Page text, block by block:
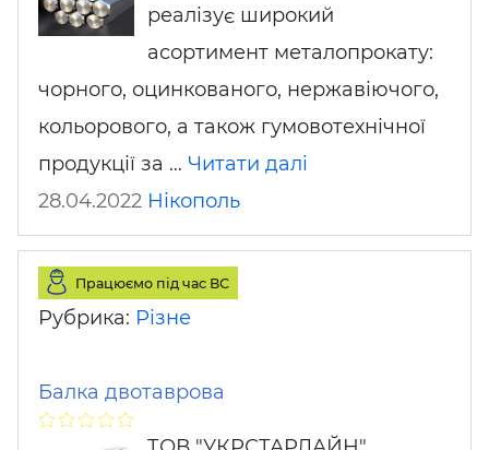
реалізує широкий
асортимент металопрокату:
чорного, оцинкованого, нержавіючого,
кольорового, а також гумовотехнічної
продукції за … Читати далі
28.04.2022 Нікополь
Працюємо під час ВС
Рубрика: Різне
Балка двотаврова